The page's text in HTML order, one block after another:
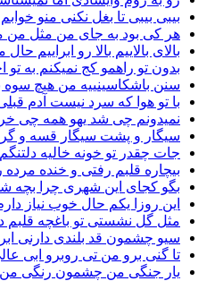
بیبی بیبی تا بغل نکنی منو
هر کی بود به جای من مثل من
بالای بالاییم بالا رو ابراییم
بدون تو راهمو کج نمیکنم به
سنن باشکاسینییه من هیچ سوه
با تو هوا که سرد نیست آدم
نمیدونم چی شد یهو همه چی
سیگار و پشت سیگار قسه و گرد
جات چقدر تو خونه خالیه دلتنگم
بیچاره قلبم رفتی و خنده مرده
بگو کجای این شهری چرا بچه
این روزا یکم حال خوب نیاز
مثل گل نشستی تو باغچه قلبم
سیو چشمون قد بلندی دارنی
تا گنی برو من تی روبرو ابی
یار جنگی من چشمون رنگی من